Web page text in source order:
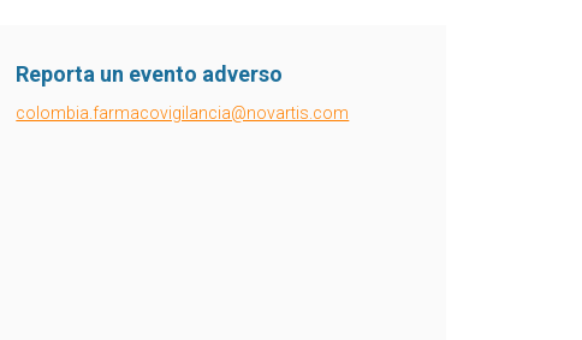
Reporta un evento adverso
colombia.farmacovigilancia@novartis.com